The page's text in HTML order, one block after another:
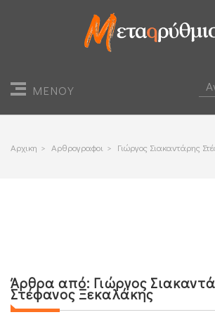
ΜΕΝΟΥ
Αρχικη > Αρθρογραφοι > Γιώργος Σιακαντάρης
Άρθρα από: Γιώργος
Στέφανος Ξεκαλάκης